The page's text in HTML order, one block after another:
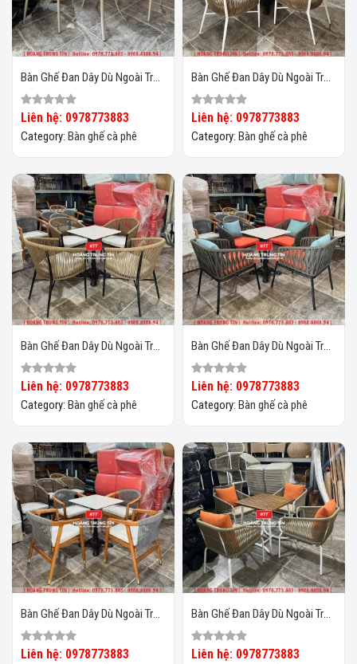
Bàn Ghế Đan Dây Dù Ngoài Trời
HTT06
Liên hệ: 0978773883
Category: Bàn ghế cà phê
Bàn Ghế Đan Dây Dù Ngoài Trời
HTT05
Liên hệ: 0978773883
Category: Bàn ghế cà phê
Bàn Ghế Đan Dây Dù Ngoài Trời
HTT04
Liên hệ: 0978773883
Category: Bàn ghế cà phê
Bàn Ghế Đan Dây Dù Ngoài Trời
HTT03
Liên hệ: 0978773883
Category: Bàn ghế cà phê
Bàn Ghế Đan Dây Dù Ngoài Trời
HTT02
Liên hệ: 0978773883
Bàn Ghế Đan Dây Dù Ngoài Trời
HTT01
Liên hệ: 0978773883